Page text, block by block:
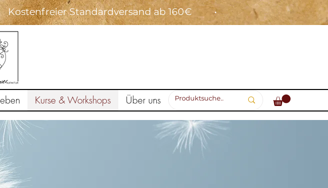
Standardversand ab 160€ •
Kurse & Workshops Über uns